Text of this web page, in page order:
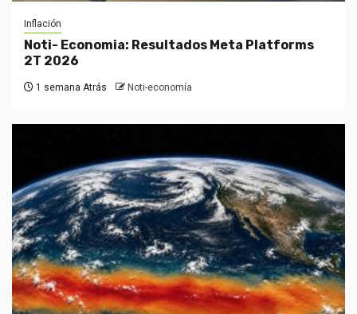
Inflación
Noti- Economia: Resultados Meta Platforms
2T 2026
1 semana Atrás Noti-economía